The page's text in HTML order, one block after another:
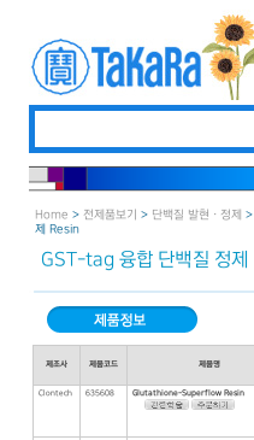
Home > 전제품보기 > 단백질 발현 · 정제 >
제 Resin
GST-tag 융합 단백질 정
제조사 제품코드 제품명
Clontech 635608 Glutathione-Superflow Resin